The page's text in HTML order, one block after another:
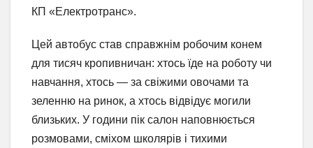
КП «Електротранс».
Цей автобус став справжнім робочим конем
для тисяч кропивничан: хтось їде на роботу чи
навчання, хтось — за свіжими овочами та
зеленню на ринок, а хтось відвідує могили
близьких. У години пік салон наповнюється
розмовами, сміхом школярів і тихими